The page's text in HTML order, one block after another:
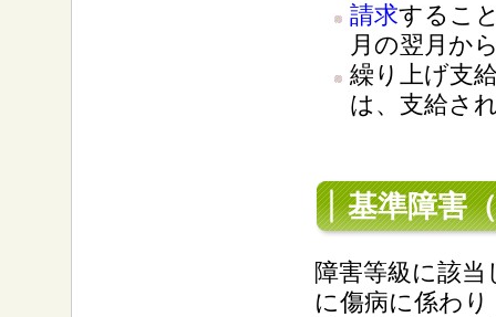
請求するこ
月の翌月か
繰り上げ支
は、支給さ
基準障害
障害等級に該
に傷病に係わ